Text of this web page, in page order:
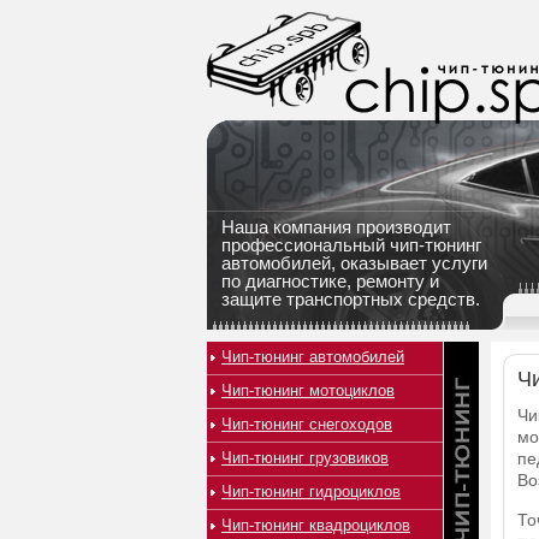
Наша компания производит
профессиональный чип-тюнинг
автомобилей, оказывает услуги
по диагностике, ремонту и
защите транспортных средств.
Чип-тюнинг автомобилей
Чип-тюнинг мотоциклов
Чип-тюнинг снегоходов
Чип-тюнинг грузовиков
Чип-тюнинг гидроциклов
Чип-тюнинг квадроциклов